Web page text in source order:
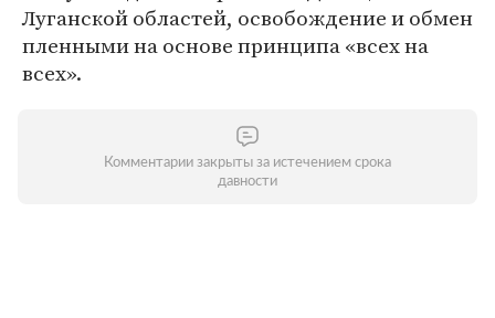
Луганской областей, освобождение и обмен
пленными на основе принципа «всех на
всех».
Комментарии закрыты за истечением срока
давности